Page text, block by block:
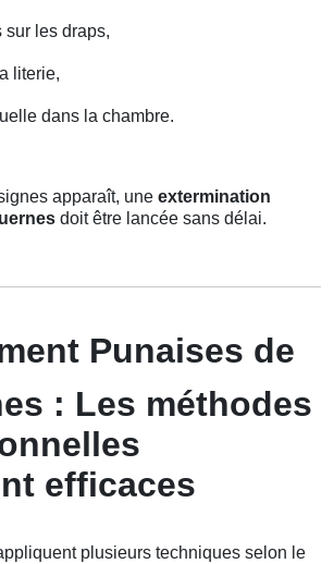
sur les draps,
literie,
dans la chambre.
apparaît, une extermination
doit être lancée sans délai.
Punaises de
: Les méthodes
efficaces
plusieurs techniques selon le